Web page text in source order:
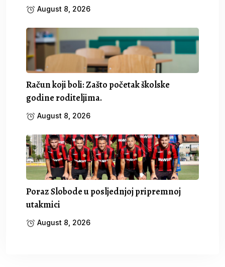
August 8, 2026
Račun koji boli: Zašto početak školske
godine roditeljima.
August 8, 2026
Poraz Slobode u posljednjoj pripremnoj
utakmici
August 8, 2026